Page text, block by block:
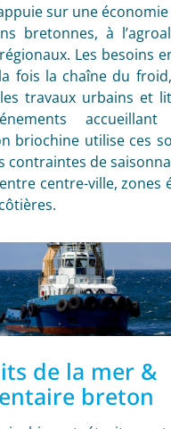
sur une
bretonnes, à
Les besoins
fois la chaîne du
travaux urbains et
briochine utilise ces
contraintes de
centre-ville, zones
de la mer &
breton